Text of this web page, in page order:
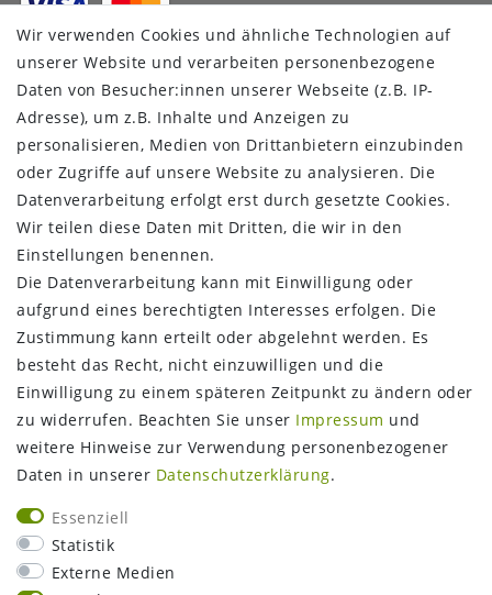
VERSANDDIENSTLEISTER
FOLGEN SIE UNS
Wir verwenden Cookies und ähnliche Technologien auf
unserer Website und verarbeiten personenbezogene
Daten von Besucher:innen unserer Webseite (z.B. IP-
Adresse), um z.B. Inhalte und Anzeigen zu
personalisieren, Medien von Drittanbietern einzubinden
oder Zugriffe auf unsere Website zu analysieren. Die
Datenverarbeitung erfolgt erst durch gesetzte Cookies.
Wir teilen diese Daten mit Dritten, die wir in den
Einstellungen benennen.
Die Datenverarbeitung kann mit Einwilligung oder
aufgrund eines berechtigten Interesses erfolgen. Die
Zustimmung kann erteilt oder abgelehnt werden. Es
besteht das Recht, nicht einzuwilligen und die
Einwilligung zu einem späteren Zeitpunkt zu ändern oder
zu widerrufen. Beachten Sie unser Impressum und
weitere Hinweise zur Verwendung personenbezogener
Daten in unserer Daten­schutz­erklärung.
Essenziell
Statistik
Externe Medien